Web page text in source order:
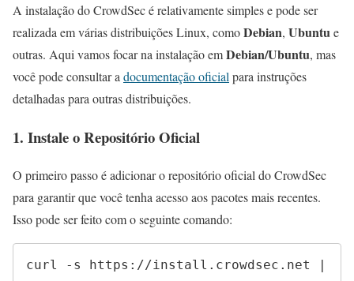
A instalação do CrowdSec é relativamente simples e pode ser
realizada em várias distribuições Linux, comoDebian, Ubuntue
outras. Aqui vamos focar na instalação emDebian/Ubuntu, mas
você pode consultar a documentação oficial para instruções
detalhadas para outras distribuições.
1. Instale o Repositório Oficial
O primeiro passo é adicionar o repositório oficial do CrowdSec
para garantir que você tenha acesso aos pacotes mais recentes.
Isso pode ser feito com o seguinte comando:
curl -s https://install.crowdsec.net |